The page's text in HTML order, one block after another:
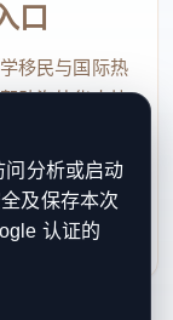
口
移民与国际热
助海外华人快
务、投稿与权
问分析或启动
及保存本次
认证的